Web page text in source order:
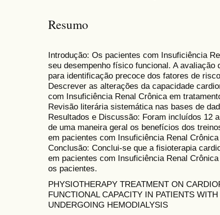
Resumo
Introdução: Os pacientes com Insuficiência
seu desempenho físico funcional. A
para identificação precoce dos fatores de
Descrever as alterações da capacidade
com Insuficiência Renal Crônica em
Revisão literária sistemática nas bases de
Resultados e Discussão: Foram incluídos 12
de uma maneira geral os benefícios dos
em pacientes com Insuficiência Renal
Conclusão: Conclui-se que a fisioterapia
em pacientes com Insuficiência Renal
os pacientes.
PHYSIOTHERAPY TREATMENT ON
FUNCTIONAL CAPACITY IN PATIENTS
UNDERGOING HEMODIALYSIS